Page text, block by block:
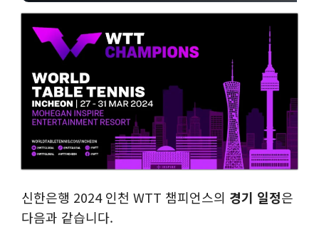
신한은행 2024 인천 WTT 챔피언스의 경기 일정은
다음과 같습니다.